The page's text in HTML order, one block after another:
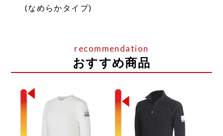
(なめらかタイプ)
おすすめ商品